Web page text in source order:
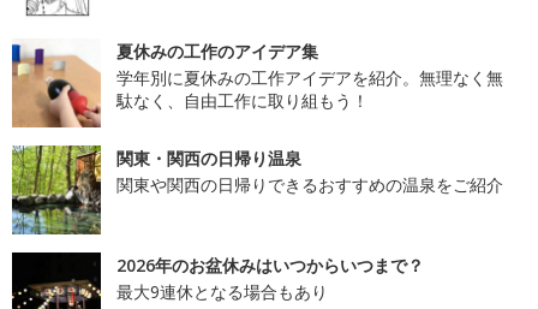
夏休みの工作のアイデア集
学年別に夏休みの工作アイデアを紹介。無理なく無
駄なく、自由工作に取り組もう！
関東・関西の日帰り温泉
関東や関西の日帰りできるおすすめの温泉をご紹介
2026年のお盆休みはいつからいつまで？
最大9連休となる場合もあり